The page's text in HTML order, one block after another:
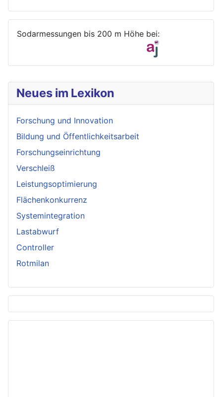
Neues im Lexikon
Forschung und Innovation
Bildung und Öffentlichkeitsarbeit
Forschungseinrichtung
Verschleiß
Leistungsoptimierung
Flächenkonkurrenz
Systemintegration
Lastabwurf
Controller
Rotmilan
Sodarmessungen bis 200 m Höhe bei: